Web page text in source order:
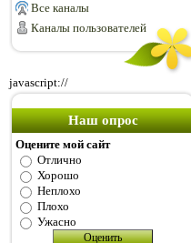
Все каналы
Каналы пользователей
javascript://
Наш опрос
Оцените мой сайт
Отлично
Хорошо
Неплохо
Плохо
Ужасно